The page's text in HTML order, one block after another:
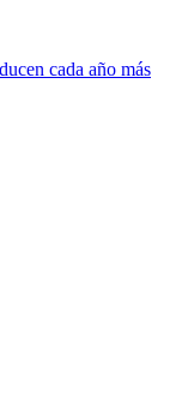
cada año más